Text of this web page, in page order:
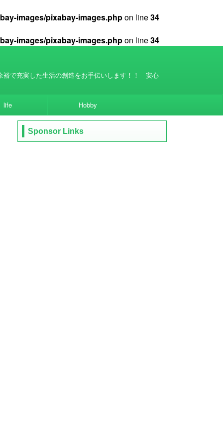
images/pixabay-images.phpon line34
images/pixabay-images.phpon line34
裕で充実した生活の創造をお手伝いします！！ 安心
life Hobby
Sponsor Links